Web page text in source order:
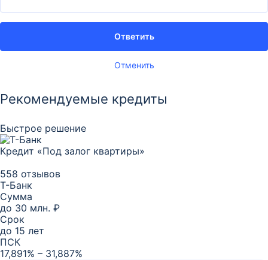
Отменить
Ответить
Рекомендуемые кредиты
Быстрое решение
Кредит «Под залог квартиры»
558 отзывов
Т-Банк
Сумма
до 30 млн. ₽
Срок
до 15 лет
ПСК
17,891% – 31,887%